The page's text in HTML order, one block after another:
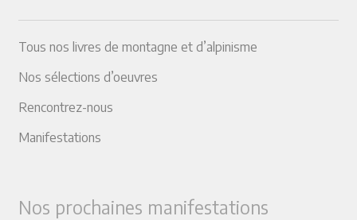
Tous nos livres de montagne et d’alpinisme
Nos sélections d’oeuvres
Rencontrez-nous
Manifestations
Nos prochaines manifestations